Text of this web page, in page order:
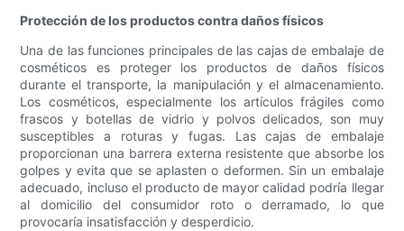
Protección de los productos contra daños físicos
Una de las funciones principales de las cajas de embalaje de
cosméticos es proteger los productos de daños físicos
durante el transporte, la manipulación y el almacenamiento.
Los cosméticos, especialmente los artículos frágiles como
frascos y botellas de vidrio y polvos delicados, son muy
susceptibles a roturas y fugas. Las cajas de embalaje
proporcionan una barrera externa resistente que absorbe los
golpes y evita que se aplasten o deformen. Sin un embalaje
adecuado, incluso el producto de mayor calidad podría llegar
al domicilio del consumidor roto o derramado, lo que
provocaría insatisfacción y desperdicio.